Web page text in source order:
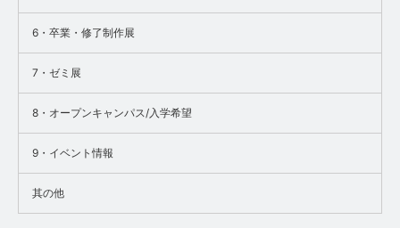
6・卒業・修了制作展
7・ゼミ展
8・オープンキャンパス/入学希望
9・イベント情報
其の他